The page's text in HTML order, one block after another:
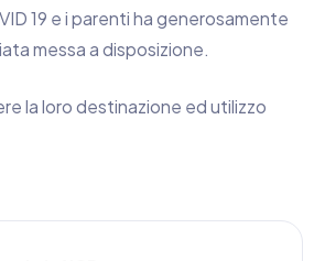
19 e i parenti ha generosamente
messa a disposizione.
la loro destinazione ed utilizzo